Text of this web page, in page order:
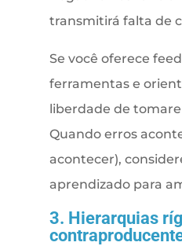
transmitirá falta de
Se você oferece
ferramentas e
liberdade de
Quando erros
acontecer),
aprendizado para
3. Hierarquias